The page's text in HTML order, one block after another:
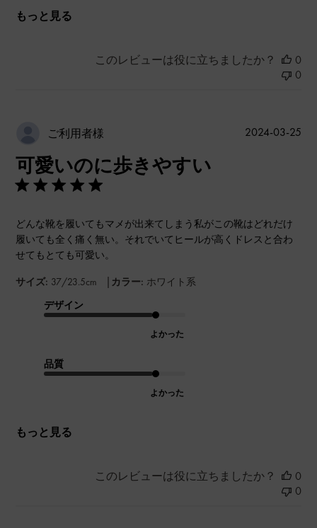
もっと見る
このレビューは役に立ちましたか？
0
0
ご利用者様
可愛いのに歩きやすい
どんな靴を履いてもマメが出来てしまう私がこの靴はどれだけ
履いても全く痛く無い。それでいてヒールが高くドレスと合わ
せてもとても可愛い。
サイズ: 37/23.5cm | カラー: ホワイト系
デザイン
よかった
品質
よかった
もっと見る
公
2024-03-25
このレビューは役に立ちましたか？
0
0